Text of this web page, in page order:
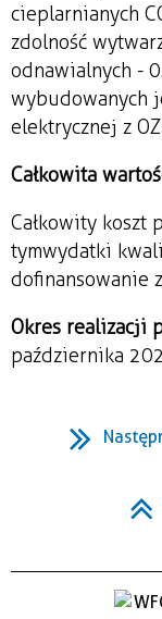
cieplarnianych
zdolność
odnawialnych -
wybudowanych
elektrycznej z
Całkowita
Całkowity koszt
tym wydatki
dofinansowanie
Okres realizacji
października